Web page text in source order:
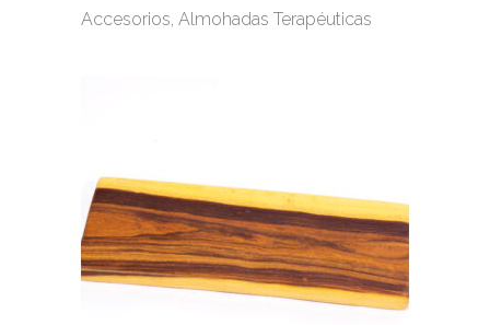
Accesorios, Almohadas Terapéuticas